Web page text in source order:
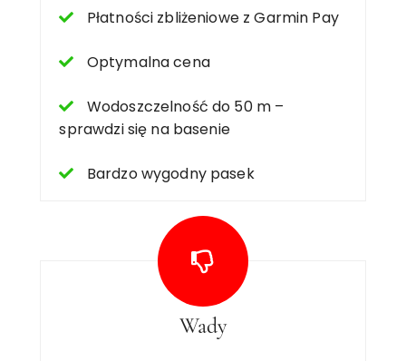
Płatności zbliżeniowe z Garmin Pay
Optymalna cena
Wodoszczelność do 50 m –
sprawdzi się na basenie
Bardzo wygodny pasek
Wady